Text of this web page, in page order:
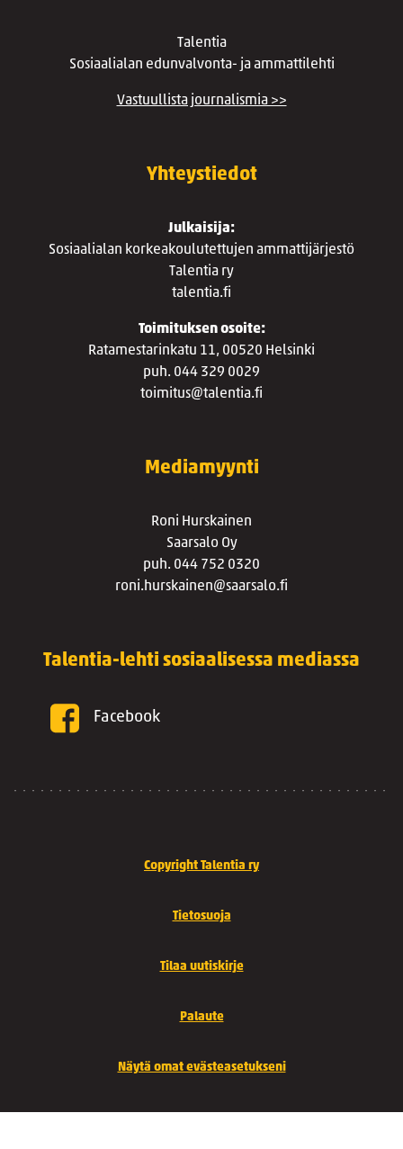
Talentia
Sosiaalialan edunvalvonta- ja ammattilehti
Vastuullista journalismia >>
Yhteystiedot
Julkaisija:
Sosiaalialan korkeakoulutettujen ammattijärjestö
Talentia ry
talentia.fi
Toimituksen osoite:
Ratamestarinkatu 11, 00520 Helsinki
puh. 044 329 0029
toimitus@talentia.fi
Mediamyynti
Roni Hurskainen
Saarsalo Oy
puh. 044 752 0320
roni.hurskainen@saarsalo.fi
Talentia-lehti sosiaalisessa mediassa
Facebook
Copyright Talentia ry
Tietosuoja
Tilaa uutiskirje
Palaute
Näytä omat evästeasetukseni